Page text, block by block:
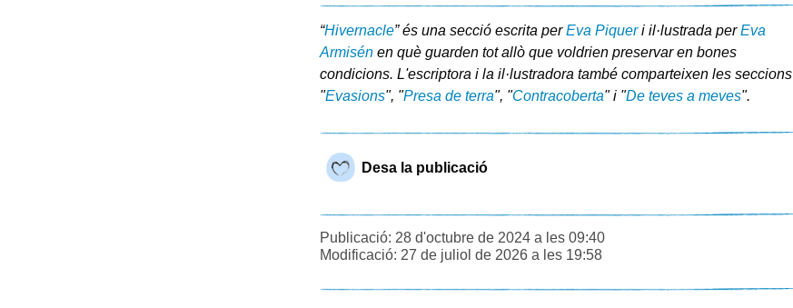
“Hivernacle” és una secció escrita perEva Piqueri il·lustrada perEva
Armisénen què guarden tot allò que voldrien preservar en bones
condicions. L'escriptora i la il·lustradora també comparteixen les seccions
"Evasions", "Presa de terra", "Contracoberta" i "De teves a meves".
Desa la publicació
Publicació: 28 d'octubre de 2024 a les 09:40
Modificació: 27 de juliol de 2026 a les 19:58